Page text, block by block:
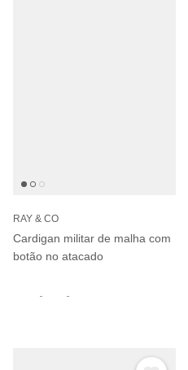
RAY & CO
Cardigan militar de malha com
botão no atacado